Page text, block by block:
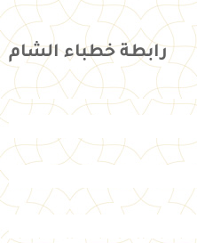
رابطة خطباء الشام